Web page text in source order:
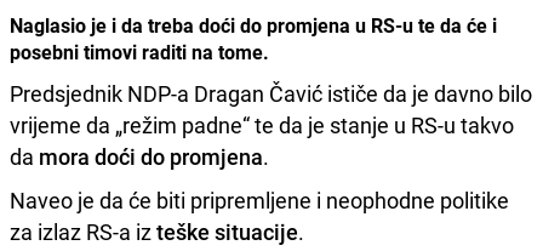
Naglasio je i da treba doći do promjena u RS-u te da će i
posebni timovi raditi na tome.
Predsjednik NDP-a Dragan Čavić ističe da je davno bilo
vrijeme da „režim padne“ te da je stanje u RS-u takvo
da mora doći do promjena.
Naveo je da će biti pripremljene i neophodne politike
za izlaz RS-a izteške situacije.